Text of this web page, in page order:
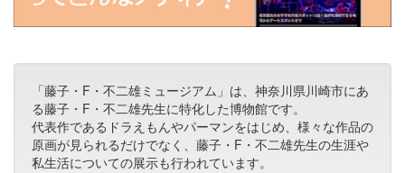
「藤子・F・不二雄ミュージアム」は、神奈川県川崎市にあ
る藤子・F・不二雄先生に特化した博物館です。
代表作であるドラえもんやパーマンをはじめ、様々な作品の
原画が見られるだけでなく、藤子・F・不二雄先生の生涯や
私生活についての展示も行われています。